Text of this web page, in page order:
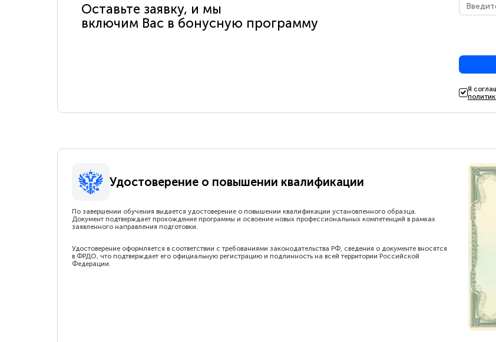
Оставьте заявку, и мы
включим Вас в бонусную программу
Я
Удостоверение о повышении квалификации
По завершении обучения выдается удостоверение о повышении квалификации установленного образца.
Документ подтверждает прохождение программы и освоение новых профессиональных компетенций в рамках
заявленного направления подготовки.
Удостоверение оформляется в соответствии с требованиями законодательства РФ, сведения о документе вносятся
в ФРДО, что подтверждает его официальную регистрацию и подлинность на всей территории Российской
Федерации.